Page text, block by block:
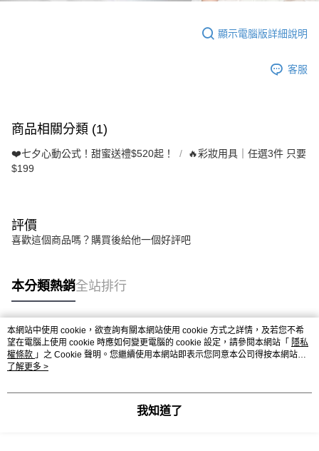
顯示電腦版詳細說明
客服
商品相關分類 (1)
❤️七夕心動公式！甜蜜送禮$520起！
🔥彩妝用具｜任選3件 只要
$199
評價
喜歡這個商品嗎？購買後給他一個好評吧
本分類熱銷全站排行
熱門標籤
本網站中使用 cookie，欲查詢有關本網站使用 cookie 方式之詳情，及若您不希
望在電腦上使用 cookie 時應如何變更電腦的 cookie 設定，請參閱本網站「 隱私
權條款 」之 Cookie 聲明。您繼續使用本網站即表示您同意本公司得按本網站使
用條款之 Cookie 聲明使用 cookie。
了解更多 >
我知道了